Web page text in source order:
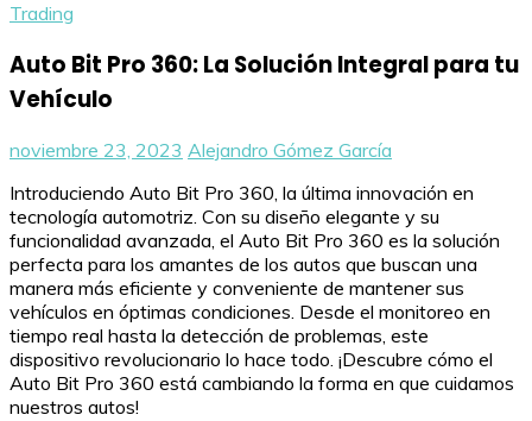
Trading
Auto Bit Pro 360: La Solución Integral para tu
Vehículo
noviembre 23, 2023 Alejandro Gómez García
Introduciendo Auto Bit Pro 360, la última innovación en
tecnología automotriz. Con su diseño elegante y su
funcionalidad avanzada, el Auto Bit Pro 360 es la solución
perfecta para los amantes de los autos que buscan una
manera más eficiente y conveniente de mantener sus
vehículos en óptimas condiciones. Desde el monitoreo en
tiempo real hasta la detección de problemas, este
dispositivo revolucionario lo hace todo. ¡Descubre cómo el
Auto Bit Pro 360 está cambiando la forma en que cuidamos
nuestros autos!